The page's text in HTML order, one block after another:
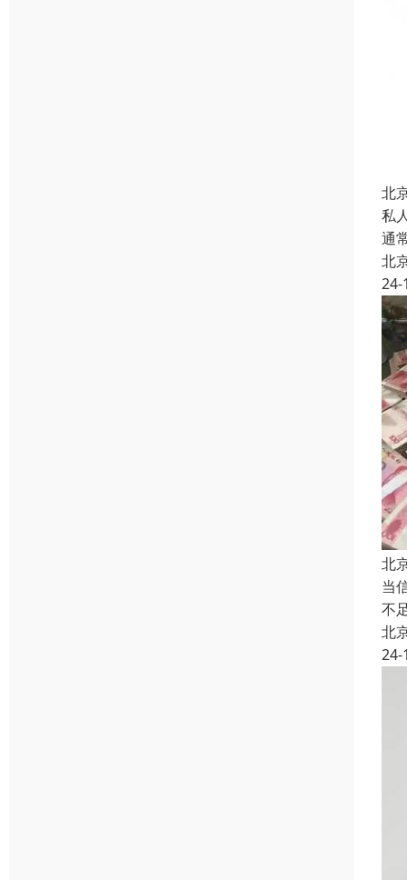
北
私
通
北
24-
北
当
不
北
24-